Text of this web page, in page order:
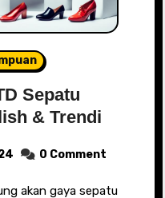
Sepatu
& Trendi
0 Comment